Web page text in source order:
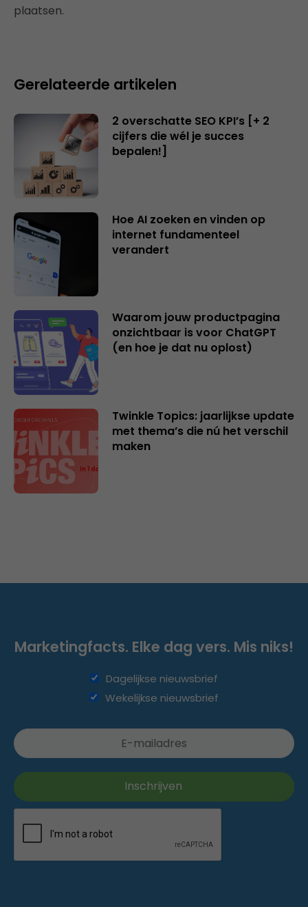
plaatsen.
Gerelateerde artikelen
2 overschatte SEO KPI’s [+ 2
cijfers die wél je succes
bepalen!]
Hoe AI zoeken en vinden op
internet fundamenteel
verandert
Waarom jouw productpagina
onzichtbaar is voor ChatGPT
(en hoe je dat nu oplost)
Twinkle Topics: jaarlijkse update
met thema’s die nú het verschil
maken
Marketingfacts. Elke dag vers. Mis niks!
Dagelijkse nieuwsbrief
Wekelijkse nieuwsbrief